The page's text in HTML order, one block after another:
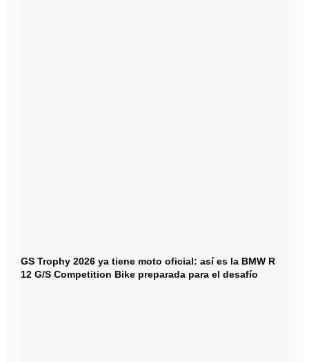
GS Trophy 2026 ya tiene moto oficial: así es la BMW R
12 G/S Competition Bike preparada para el desafío